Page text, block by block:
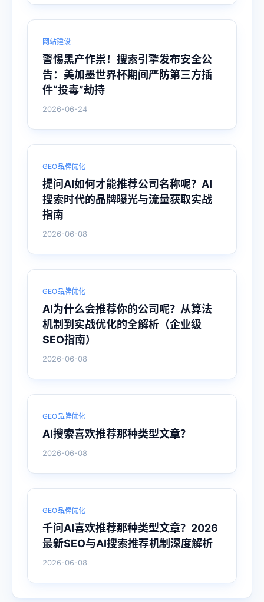
网站建设
警惕黑产作祟！搜索引擎发布安全公
告：美加墨世界杯期间严防第三方插
件“投毒”劫持
2026-06-24
GEO品牌优化
提问AI如何才能推荐公司名称呢？AI
搜索时代的品牌曝光与流量获取实战
指南
2026-06-08
GEO品牌优化
AI为什么会推荐你的公司呢？从算法
机制到实战优化的全解析（企业级
SEO指南）
2026-06-08
GEO品牌优化
AI搜索喜欢推荐那种类型文章？
2026-06-08
GEO品牌优化
千问AI喜欢推荐那种类型文章？2026
最新SEO与AI搜索推荐机制深度解析
2026-06-08